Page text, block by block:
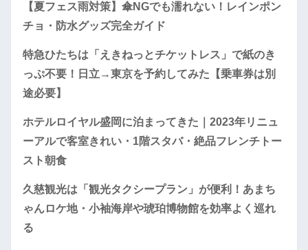
【夏フェス雨対策】傘NGでも濡れない！レインポン
チョ・防水グッズ完全ガイド
特急ひたちは「えきねっとチケットレス」で紙のき
っぷ不要！日立→東京を予約してみた【乗車券は別
途必要】
ホテルロイヤル盛岡に泊まってきた｜2023年リニュ
ーアルで客室きれい・1階スタバ・絶品フレンチトー
スト朝食
久慈観光は「観光タクシープラン」が便利！あまち
ゃんロケ地・小袖海岸や琥珀博物館を効率よく巡れ
る